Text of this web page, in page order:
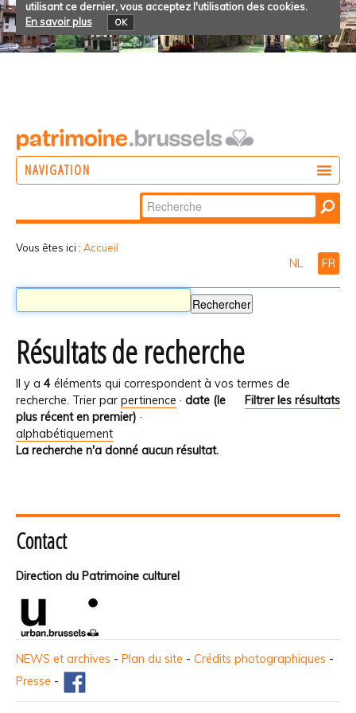
utilisant ce dernier, vous acceptez l'utilisation des cookies.
En savoir plus
OK
NAVIGATION
Chercher par
Recherche
Vous êtes ici : Accueil
NL FR
Résultats de recherche
Il y a 4 éléments qui correspondent à vos termes de
recherche.
Filtrer les résultats
Trier par pertinence · date (le
plus récent en premier) ·
alphabétiquement
La recherche n'a donné aucun résultat.
Contact
Direction du Patrimoine culturel
NEWS et archives - Plan du site - Crédits photographiques -
Presse -